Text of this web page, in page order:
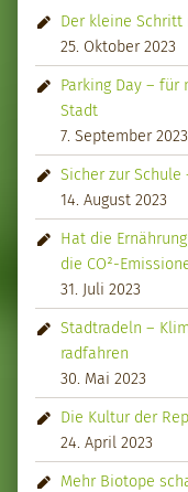
Der kleine Schritt
25. Oktober 2023
Parking Day –
Stadt
7. September 2023
Sicher zur Schule
14. August 2023
Hat die
die CO²-
31. Juli 2023
Stadtradeln –
radfahren
30. Mai 2023
Die Kultur der
24. April 2023
Mehr Biotope